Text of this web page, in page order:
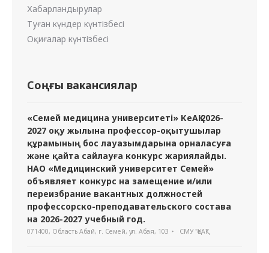
Хабарландырулар
Туған күндер күнтізбесі
Оқиғалар күнтізбесі
Соңғы вакансиялар
«Семей медицина университеті» КеАҚ 2026-
2027 оқу жылына профессор-оқытушылар
құрамының бос лауазымдарына орналасуға
және қайта сайлауға конкурс жариялайды.
НАО «Медицинский университет Семей»
объявляет конкурс на замещение и/или
переизбрание вакантных должностей
профессорско-преподавательского состава
на 2026-2027 учебный год.
071400, Область Абай, г. Семей, ул. Абая, 103 СМУ "ҚеАҚ"